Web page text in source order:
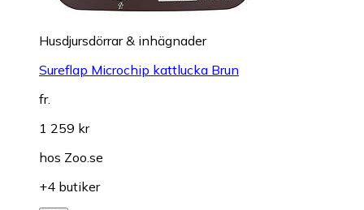
Husdjursdörrar & inhägnader
Sureflap Microchip kattlucka Brun
fr.
1 259 kr
hos Zoo.se
+4 butiker